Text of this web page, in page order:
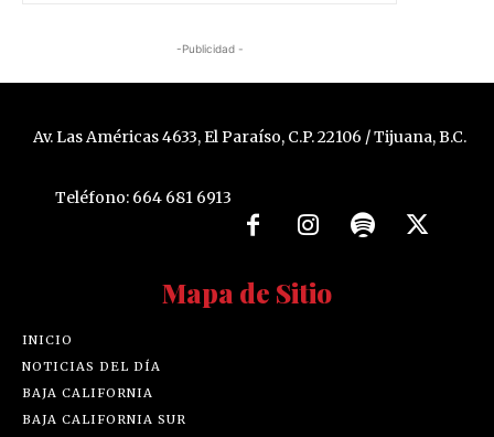
-Publicidad -
Av. Las Américas 4633, El Paraíso, C.P. 22106 / Tijuana, B.C.
Teléfono: 664 681 6913
Mapa de Sitio
INICIO
NOTICIAS DEL DÍA
BAJA CALIFORNIA
BAJA CALIFORNIA SUR